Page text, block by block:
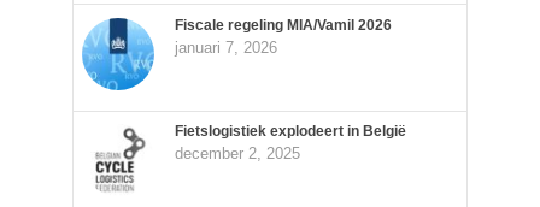
Fiscale regeling MIA/Vamil 2026
januari 7, 2026
Fietslogistiek explodeert in België
december 2, 2025